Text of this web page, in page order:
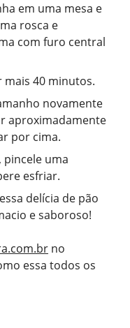
em uma mesa e
rosca e
com furo central
mais 40 minutos.
novamente
aproximadamente
por cima.
uma
esfriar.
delícia de pão
e saboroso!
no
essa todos os